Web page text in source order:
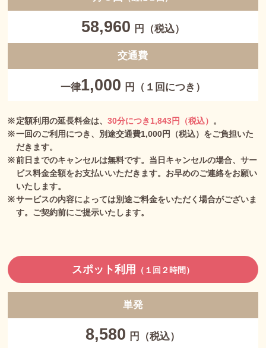
58,960 円（税込）
交通費
一律1,000 円（１回につき）
定額利用の延長料金は、30分につき1,843円（税込） 。
一回のご利用につき、別途交通費1,000円（税込）をご負担いた
だきます。
前日までのキャンセルは無料です。当日キャンセルの場合、サー
ビス料金全額をお支払いいただきます。お早めのご連絡をお願い
いたします。
サービスの内容によっては別途ご料金をいただく場合がございま
す。ご契約前にご提示いたします。
スポット利用 （１回２時間）
単発
8,580 円（税込）